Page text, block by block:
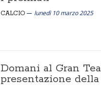
CALCIO lunedì 10 marzo 2025
Domani al Gran
presentazione